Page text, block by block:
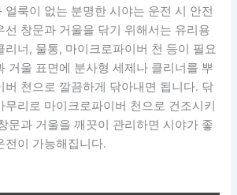
얼룩이 없는 분명한 시야는 운전 시 안전
선 창문과 거울을 닦기 위해서는 유리용
리너, 물통, 마이크로파이버 천 등이 필요
거울 표면에 분사형 세제나 클리너를 뿌
버 천으로 깔끔하게 닦아내면 됩니다. 닦
무리로 마이크로파이버 천으로 건조시키
문과 거울을 깨끗이 관리하면 시야가 좋
전이 가능해집니다.